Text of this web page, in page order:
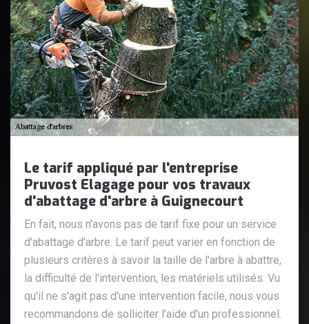
Le tarif appliqué par l'entreprise
Pruvost Elagage pour vos travaux
d'abattage d'arbre à Guignecourt
En fait, nous n'avons pas de tarif fixe pour un service
d'abattage d'arbre. Le tarif peut varier en fonction de
plusieurs critères à savoir la taille de l'arbre à abattre,
la difficulté de l'intervention, les matériels utilisés. Vu
qu'il ne s'agit pas d'une intervention facile, nous vous
recommandons de solliciter l'aide d'un professionnel.